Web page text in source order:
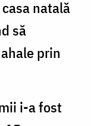
natală
să
prin
i-a fost